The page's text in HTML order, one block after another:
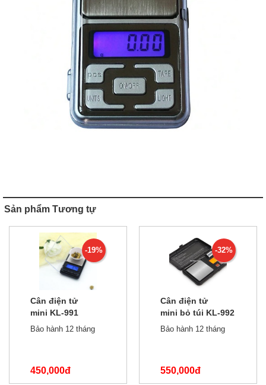
Sản phẩm Tương tự
-19%
Cân điện tử
mini KL-991
500g/0.01
Bảo hành 12 tháng
450,000đ
-32%
Cân điện tử
mini bỏ túi KL-992
50g/0.001
Bảo hành 12 tháng
550,000đ